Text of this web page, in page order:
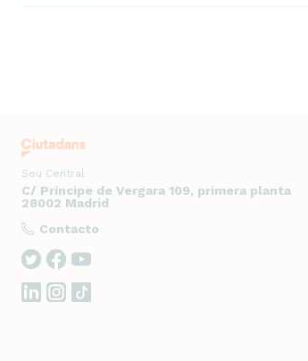
Seu Central
C/ Príncipe de Vergara 109, primera planta
28002 Madrid
Contacto